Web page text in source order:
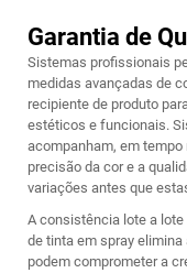
Garantia de
Sistemas profissionais
medidas avançadas de
recipiente de produto
estéticos e funcionais.
acompanham, em
precisão da cor e a
variações antes que
A consistência lote a
de tinta em spray
podem comprometer a